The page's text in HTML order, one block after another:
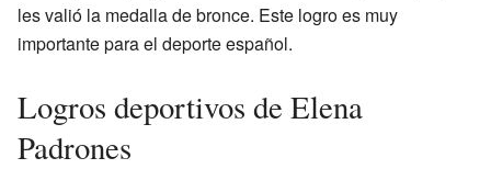
les valió la medalla de bronce. Este logro es muy
importante para el deporte español.
Logros deportivos de Elena
Padrones